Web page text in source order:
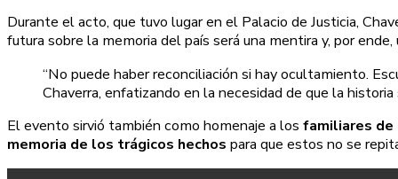
Durante el acto, que tuvo lugar en el Palacio de Justicia,
futura sobre la memoria del país será una mentira y, por
“No puede haber reconciliación si hay ocultamiento.
Chaverra, enfatizando en la necesidad de que la
El evento sirvió también como homenaje a los familiares de
memoria de los trágicos hechos para que estos no se